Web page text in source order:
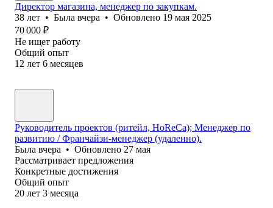
Директор магазина, менеджер по закупкам.
38 лет • Была вчера • Обновлено 19 мая 2025
70 000 ₽
Не ищет работу
Общий опыт
12 лет 6 месяцев
Руководитель проектов (ритейл, HoReCa); Менеджер по
развитию / Франчайзи-менеджер (удаленно).
Была вчера • Обновлено 27 мая
Рассматривает предложения
Конкретные достижения
Общий опыт
20 лет 3 месяца